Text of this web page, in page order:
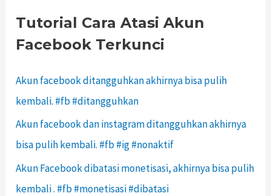
Tutorial Cara Atasi Akun
Facebook Terkunci
Akun facebook ditangguhkan akhirnya bisa pulih
kembali. #fb #ditangguhkan
Akun facebook dan instagram ditangguhkan akhirnya
bisa pulih kembali. #fb #ig #nonaktif
Akun Facebook dibatasi monetisasi, akhirnya bisa pulih
kembali . #fb #monetisasi #dibatasi